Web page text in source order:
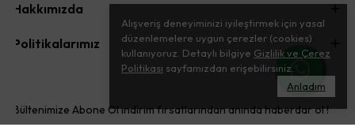
Alışveriş deneyiminizi iyileştirmek için yasal
düzenlemelere uygun çerezler (cookies)
kullanıyoruz. Detaylı bilgiye Gizlilik ve Çerez
Politikası sayfamızdan erişebilirsiniz.
Anladım
Hakkımızda
Politikalarımız
Bültenimize Abone Ol indirim fırsatlarından anında haberdar ol !